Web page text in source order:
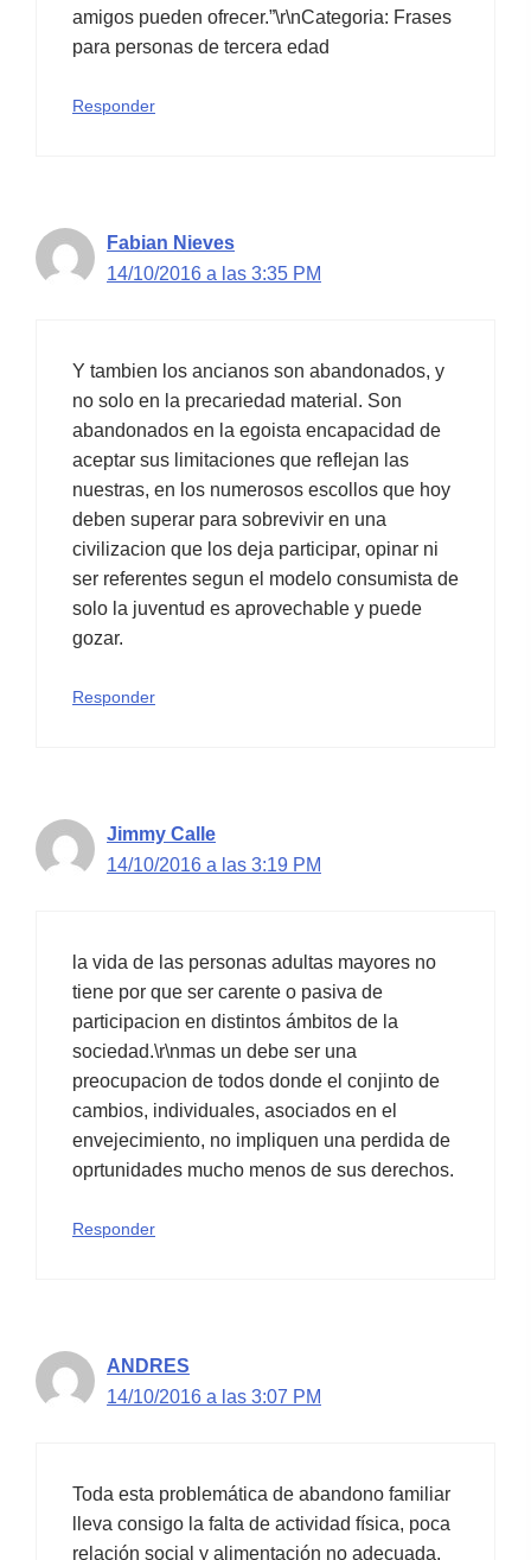
amigos pueden ofrecer.”\r\nCategoria: Frases
para personas de tercera edad
Responder
Fabian Nieves
14/10/2016 a las 3:35 PM
Y tambien los ancianos son abandonados, y
no solo en la precariedad material. Son
abandonados en la egoista encapacidad de
aceptar sus limitaciones que reflejan las
nuestras, en los numerosos escollos que hoy
deben superar para sobrevivir en una
civilizacion que los deja participar, opinar ni
ser referentes segun el modelo consumista de
solo la juventud es aprovechable y puede
gozar.
Responder
Jimmy Calle
14/10/2016 a las 3:19 PM
la vida de las personas adultas mayores no
tiene por que ser carente o pasiva de
participacion en distintos ámbitos de la
sociedad.\r\nmas un debe ser una
preocupacion de todos donde el conjinto de
cambios, individuales, asociados en el
envejecimiento, no impliquen una perdida de
oprtunidades mucho menos de sus derechos.
Responder
ANDRES
14/10/2016 a las 3:07 PM
Toda esta problemática de abandono familiar
lleva consigo la falta de actividad física, poca
relación social y alimentación no adecuada.